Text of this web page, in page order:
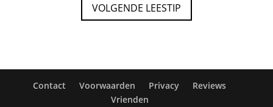
VOLGENDE LEESTIP
Contact Voorwaarden Privacy
Reviews
Vrienden